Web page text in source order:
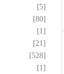
[5]
[80]
[1]
[21]
[528]
[1]